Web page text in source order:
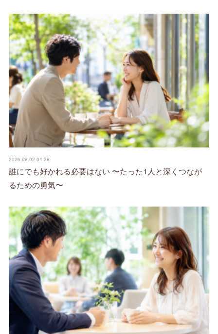
2026.08.02 04:28
誰にでも好かれる必要はない 〜たった1人と深くつなが
るための勇気〜